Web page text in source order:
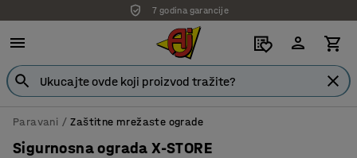
7 godina garancije
Paravani Zaštitne mrežaste ograde
Sigurnosna ograda X-STORE